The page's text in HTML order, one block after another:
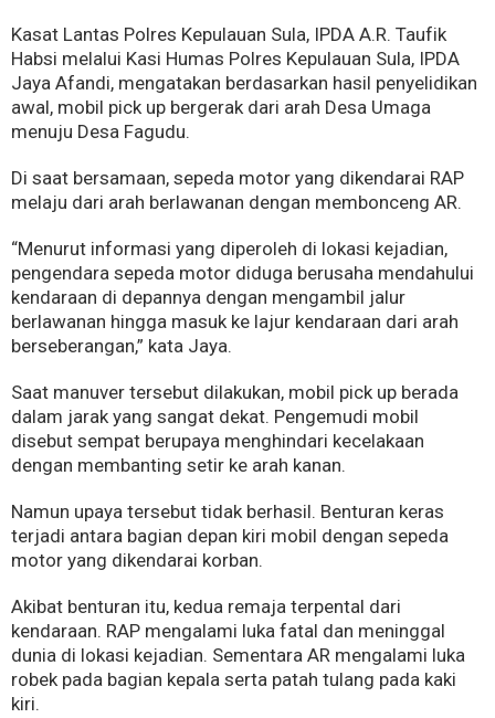
Kasat Lantas Polres Kepulauan Sula, IPDA A.R. Taufik
Habsi melalui Kasi Humas Polres Kepulauan Sula, IPDA
Jaya Afandi, mengatakan berdasarkan hasil penyelidikan
awal, mobil pick up bergerak dari arah Desa Umaga
menuju Desa Fagudu.
Di saat bersamaan, sepeda motor yang dikendarai RAP
melaju dari arah berlawanan dengan membonceng AR.
“Menurut informasi yang diperoleh di lokasi kejadian,
pengendara sepeda motor diduga berusaha mendahului
kendaraan di depannya dengan mengambil jalur
berlawanan hingga masuk ke lajur kendaraan dari arah
berseberangan,” kata Jaya.
Saat manuver tersebut dilakukan, mobil pick up berada
dalam jarak yang sangat dekat. Pengemudi mobil
disebut sempat berupaya menghindari kecelakaan
dengan membanting setir ke arah kanan.
Namun upaya tersebut tidak berhasil. Benturan keras
terjadi antara bagian depan kiri mobil dengan sepeda
motor yang dikendarai korban.
Akibat benturan itu, kedua remaja terpental dari
kendaraan. RAP mengalami luka fatal dan meninggal
dunia di lokasi kejadian. Sementara AR mengalami luka
robek pada bagian kepala serta patah tulang pada kaki
kiri.